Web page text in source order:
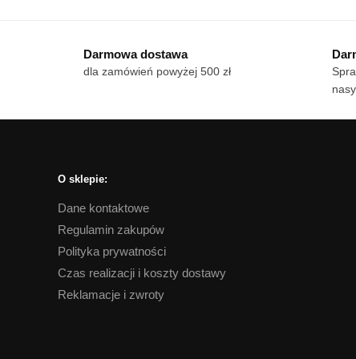
wariantów.
Opcje
wybrać
Darmowa dostawa
dla zamówień powyżej 500 zł
O sklepie:
Dane kontaktowe
Regulamin zakupów
Polityka prywatności
Czas realizacji i koszty dostawy
Reklamacje i zwroty